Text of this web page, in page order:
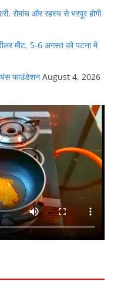
रोमांच और रहस्य से भरपूर होगी
मीट, 5-6 अगस्त को पटना में
फाउंडेशन August 4, 2026